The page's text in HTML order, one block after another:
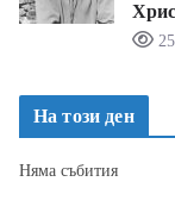
На този ден
Няма събития